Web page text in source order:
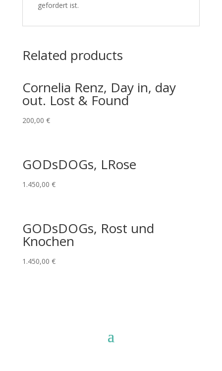
gefordert ist.
Related products
Cornelia Renz, Day in, day
out. Lost & Found
200,00 €
GODsDOGs, LRose
1.450,00 €
GODsDOGs, Rost und
Knochen
1.450,00 €